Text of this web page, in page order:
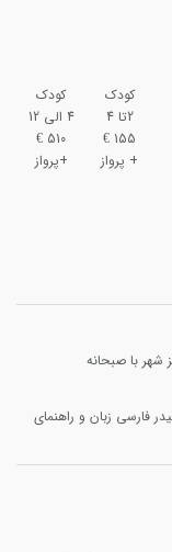
کودک
2تا 4
کودک
4 الی 12
155 €
+ پرواز
510 €
+پرواز
فارسی زبان و راهنمای